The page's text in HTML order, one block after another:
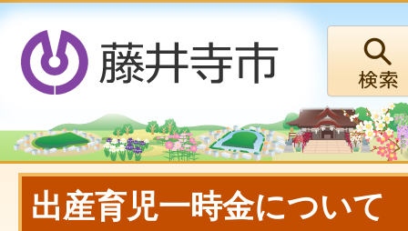
出産育児一時金について